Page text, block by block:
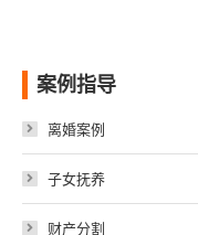
案例指导
离婚案例
子女抚养
财产分割